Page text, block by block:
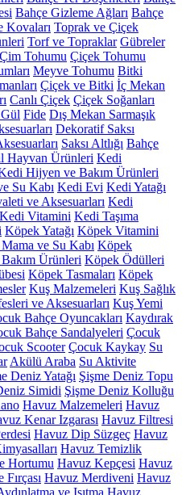
Bahçe Gizleme Ağları Bahçe
Kovaları Toprak ve Çiçek
Torf ve Topraklar Gübreler
Çim Tohumu Çiçek Tohumu
Meyve Tohumu Bitki
Çiçek ve Bitki İç Mekan
Canlı Çiçek Çiçek Soğanları
Gül Fide Dış Mekan Sarmaşık
Dekoratif Saksı
Saksı Altlığı Bahçe
Hayvan Ürünleri Kedi
Hijyen ve Bakım Ürünleri
Su Kabı Kedi Evi Kedi Yatağı
ve Aksesuarları Kedi
Kedi Vitamini Kedi Taşıma
Köpek Yatağı Köpek Vitamini
ve Su Kabı Köpek
Ürünleri Köpek Ödülleri
Köpek Tasmaları Köpek
Kuş Malzemeleri Kuş Sağlık
ve Aksesuarları Kuş Yemi
Bahçe Oyuncakları Kaydırak
Bahçe Sandalyeleri Çocuk
Scooter Çocuk Kaykay Su
Akülü Araba Su Aktivite
Deniz Yatağı Şişme Deniz Topu
Simidi Şişme Deniz Kolluğu
Havuz Malzemeleri Havuz
Kenar Izgarası Havuz Filtresi
Havuz Dip Süzgeç Havuz
Havuz Temizlik
Hortumu Havuz Kepçesi Havuz
Havuz Merdiveni Havuz
ve Isıtma Havuz